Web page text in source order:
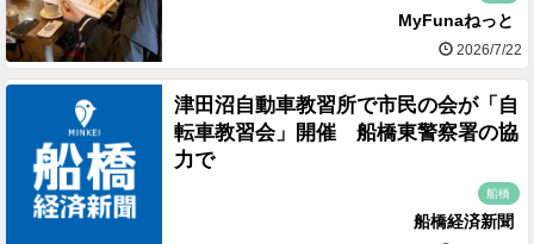
MyFunaねっと
2026/7/22
津田沼自動車教習所で市民の会が「自
転車教習会」開催 船橋東警察署の協
力で
船橋
船橋経済新聞